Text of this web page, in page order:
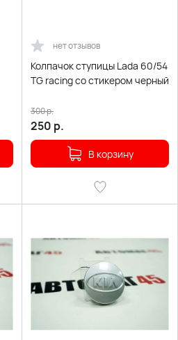
нет отзывов
Колпачок ступицы Lada 60/54
TG racing со стикером черный
250 р.
300р.
В корзину